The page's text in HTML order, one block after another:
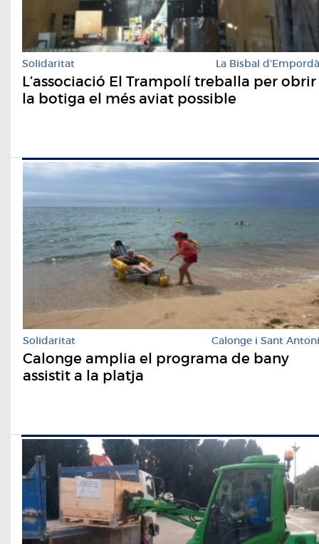
Solidaritat La Bisbal d'Empordà
L’associació El Trampolí treballa per obrir
la botiga el més aviat possible
Solidaritat Calonge i Sant Antoni
Calonge amplia el programa de bany
assistit a la platja